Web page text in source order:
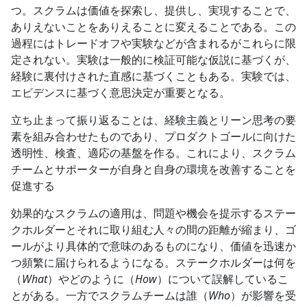
つ。スクラムは価値を探索し、提供し、実現することで、
ありえないことをありえることに変えることである。この
過程にはトレードオフや実験などが含まれるがこれらに限
定されない。実験は一般的に検証可能な仮説に基づくが、
経験に裏付けされた直感に基づくこともある。実験では、
エビデンスに基づく意思決定が重要となる。
立ち止まって振り返ることは、経験主義とリーン思考の要
素を組み合わせたものであり、プロダクトゴールに向けた
透明性、検査、適応の基盤を作る。これにより、スクラム
チームとサポーターが自身と自身の環境を改善することを
促進する
効果的なスクラムの適用は、問題や機会を提示するステー
クホルダーとそれに取り組む人々の間の距離が縮まり、ゴ
ールがより具体的で意味のあるものになり、価値を迅速か
つ頻繁に届けられるようになる。ステークホルダーは何を
（What）やどのように（How）について誤解しているこ
とがある。一方でスクラムチームは誰（Who）が影響を受